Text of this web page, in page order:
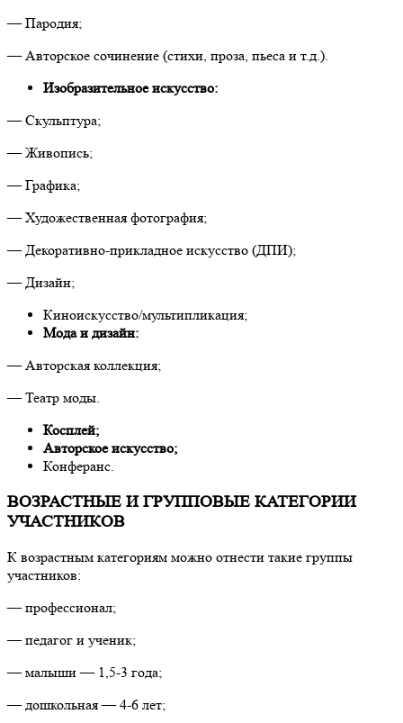
— Пародия;
— Авторское сочинение (стихи, проза, пьеса и т.д.).
Изобразительное искусство:
— Скульптура;
— Живопись;
— Графика;
— Художественная фотография;
— Декоративно-прикладное искусство (ДПИ);
— Дизайн;
Киноискусство/мультипликация;
Мода и дизайн:
— Авторская коллекция;
— Театр моды.
Косплей;
Авторское искусство;
Конферанс.
ВОЗРАСТНЫЕ И ГРУППОВЫЕ КАТЕГОРИИ
УЧАСТНИКОВ
К возрастным категориям можно отнести такие группы
участников:
— профессионал;
— педагог и ученик;
— малыши — 1,5-3 года;
— дошкольная — 4-6 лет;